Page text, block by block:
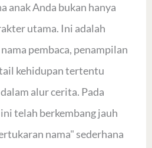
anak Anda bukan hanya
utama. Ini adalah
pembaca, penampilan
kehidupan tertentu
alur cerita. Pada
telah berkembang jauh
nama" sederhana